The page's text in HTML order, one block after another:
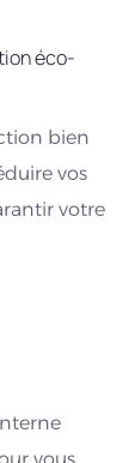
éco-
bien
vos
votre